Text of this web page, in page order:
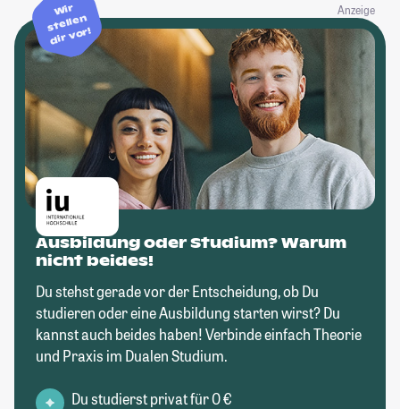
Anzeige
Wir
stellen
dir vor!
Ausbildung oder Studium? Warum
nicht beides!
Du stehst gerade vor der Entscheidung, ob Du
studieren oder eine Ausbildung starten wirst? Du
kannst auch beides haben! Verbinde einfach Theorie
und Praxis im Dualen Studium.
Du studierst privat für 0 €